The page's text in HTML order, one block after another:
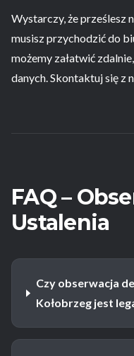
Wystarczy, że prześlesz
musisz przychodzić do
możemy załatwić
danych. Skontaktuj się z
FAQ –
Ustalenia
Czy obserwacja
Kołobrzeg jest